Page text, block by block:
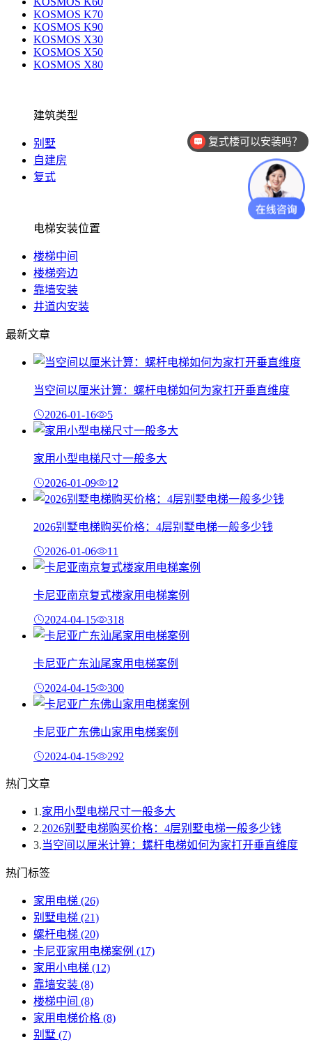
KOSMOS K70
KOSMOS K90
KOSMOS X30
KOSMOS X50
KOSMOS X80
建筑类型
别墅
自建房
复式
电梯安装位置
楼梯中间
楼梯旁边
靠墙安装
井道内安装
最新文章
当空间以厘米计算：螺杆电梯如何为家打开垂直维度
2026-01-16 5
家用小型电梯尺寸一般多大
2026-01-09 12
2026别墅电梯购买价格：4层别墅电梯一般多少钱
2026-01-06 11
卡尼亚南京复式楼家用电梯案例
2024-04-15 318
卡尼亚广东汕尾家用电梯案例
2024-04-15 300
卡尼亚广东佛山家用电梯案例
2024-04-15 292
热门文章
1.家用小型电梯尺寸一般多大
2.2026别墅电梯购买价格：4层别墅电梯一般多少钱
3.当空间以厘米计算：螺杆电梯如何为家打开垂直维度
热门标签
家用电梯 (26)
别墅电梯 (21)
螺杆电梯 (20)
卡尼亚家用电梯案例 (17)
家用小电梯 (12)
靠墙安装 (8)
楼梯中间 (8)
家用电梯价格 (8)
别墅 (7)
复式楼可以安装吗？